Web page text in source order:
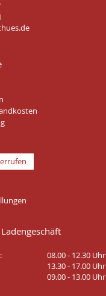
08.00 - 12.30 Uhr
13.30 - 17.00 Uhr
09.00 - 13.00 Uhr